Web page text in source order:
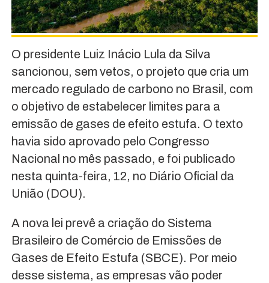
O presidente Luiz Inácio Lula da Silva
sancionou, sem vetos, o projeto que cria um
mercado regulado de carbono no Brasil, com
o objetivo de estabelecer limites para a
emissão de gases de efeito estufa. O texto
havia sido aprovado pelo Congresso
Nacional no mês passado, e foi publicado
nesta quinta-feira, 12, no Diário Oficial da
União (DOU).
A nova lei prevê a criação do Sistema
Brasileiro de Comércio de Emissões de
Gases de Efeito Estufa (SBCE). Por meio
desse sistema, as empresas vão poder